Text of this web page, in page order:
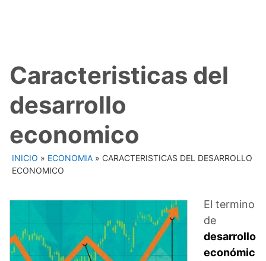
Caracteristicas del
desarrollo
economico
INICIO » ECONOMIA » CARACTERISTICAS DEL DESARROLLO
ECONOMICO
El termino
de
desarrollo
económic